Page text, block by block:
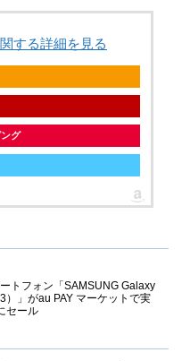
する詳細を見る
グ
トフォン「SAMSUNG Galaxy
）」がau PAY マーケットで実
セール